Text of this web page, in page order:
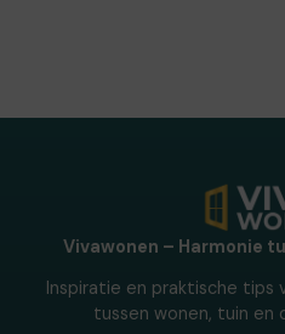
Vivawonen – Harmonie
Inspiratie en praktische tips
tussen wonen, tuin en